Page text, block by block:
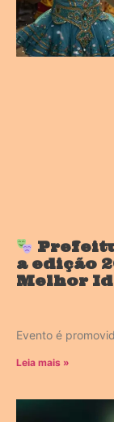
a edição
Melhor
Evento é
Leia mais »